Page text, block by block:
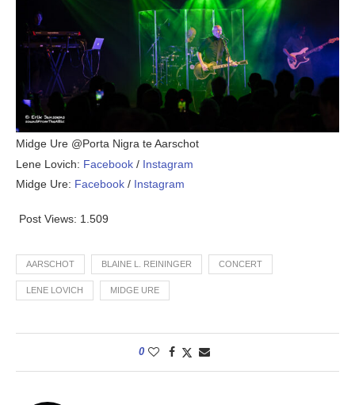
Midge Ure @Porta Nigra te Aarschot
Lene Lovich: Facebook / Instagram
Midge Ure: Facebook / Instagram
Post Views: 1.509
AARSCHOT BLAINE L. REININGER CONCERT
LENE LOVICH MIDGE URE
0